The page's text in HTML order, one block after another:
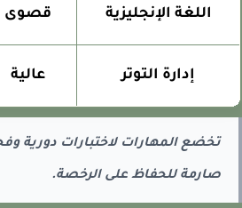
اللغة الإنجليزية قصوى
إدارة التوتر عالية
تخضع المهارات لاختبارات دورية
صارمة للحفاظ على الرخصة.